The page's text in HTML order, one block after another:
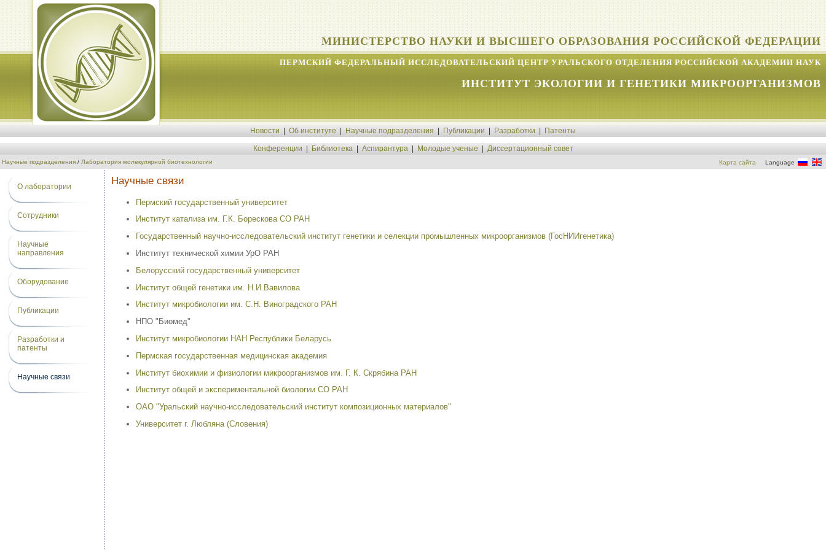
МИНИСТЕРСТВО НАУКИ И ВЫСШЕГО ОБРАЗОВАНИЯ РОССИЙСКОЙ ФЕДЕРАЦИИ
ПЕРМСКИЙ ФЕДЕРАЛЬНЫЙ ИССЛЕДОВАТЕЛЬСКИЙ ЦЕНТР УРАЛЬСКОГО ОТДЕЛЕНИЯ РОССИЙСКОЙ АКАДЕМИИ НАУК
ИНСТИТУТ ЭКОЛОГИИ И ГЕНЕТИКИ МИКРООРГАНИЗМОВ
Новости Об институте Научные подразделения Публикации Разработки Патенты
Конференции Библиотека Аспирантура Молодые ученые Диссертационный совет
Научные подразделения / Лаборатория молекулярной биотехнологии Карта сайта Language
О лаборатории
Сотрудники
Научные
направления
Оборудование
Публикации
Разработки и
патенты
Научные связи
Научные связи
Пермский государственный университет
Институт катализа им. Г.К. Борескова СО РАН
Государственный научно-исследовательский институт генетики и селекции промышленных микроорганизмов (ГосНИИгенетика)
Институт технической химии УрО РАН
Белорусский государственный университет
Институт общей генетики им. Н.И.Вавилова
Институт микробиологии им. С.Н. Виноградского РАН
НПО "Биомед"
Институт микробиологии НАН Республики Беларусь
Пермская государственная медицинская академия
Институт биохимии и физиологии микроорганизмов им. Г. К. Скрябина РАН
Институт общей и экспериментальной биологии СО РАН
ОАО "Уральский научно-исследовательский институт композиционных материалов"
Университет г. Любляна (Словения)